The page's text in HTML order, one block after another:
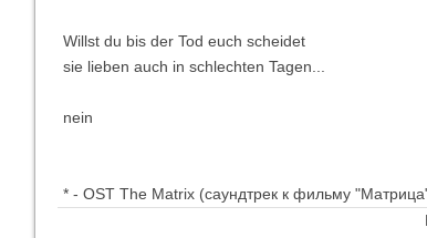
Willst du bis der Tod euch scheidet
sie lieben auch in schlechten Tagen...
nein
* - OST The Matrix (саундтрек к фильму